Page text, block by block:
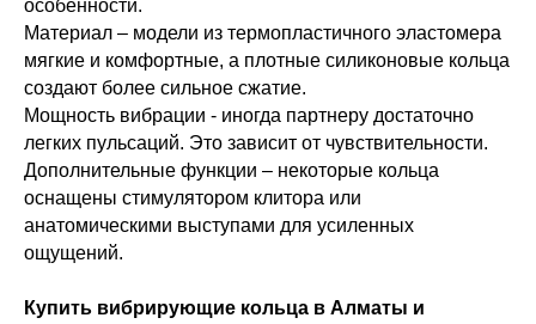
особенности.
Материал – модели из термопластичного эластомера
мягкие и комфортные, а плотные силиконовые кольца
создают более сильное сжатие.
Мощность вибрации - иногда партнеру достаточно
легких пульсаций. Это зависит от чувствительности.
Дополнительные функции – некоторые кольца
оснащены стимулятором клитора или
анатомическими выступами для усиленных
ощущений.
Купить вибрирующие кольца в Алматы и